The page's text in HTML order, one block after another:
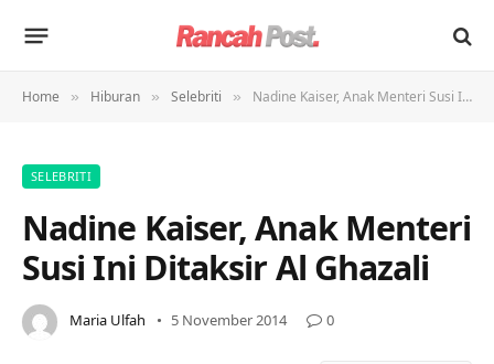
Home » Hiburan » Selebriti » Nadine Kaiser, Anak Menteri Susi Ini Ditaksir Al Ghazali
SELEBRITI
Nadine Kaiser, Anak Menteri
Susi Ini Ditaksir Al Ghazali
Maria Ulfah 5 November 2014 0